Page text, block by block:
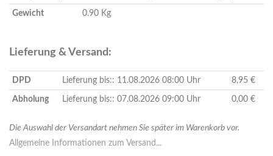
Gewicht 0.90 Kg
Lieferung & Versand:
DPD Lieferung bis:: 11.08.2026 08:00 Uhr 8,95 €
Abholung Lieferung bis:: 07.08.2026 09:00 Uhr 0,00 €
Die Auswahl der Versandart nehmen Sie später im Warenkorb vor.
Allgemeine Informationen zum Versand...